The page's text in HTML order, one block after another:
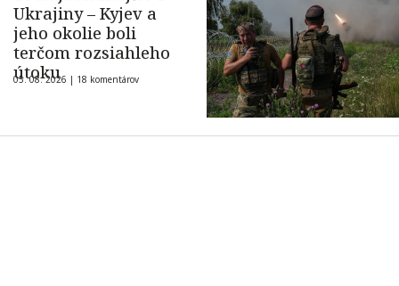
Ukrajiny – Kyjev a
jeho okolie boli
terčom rozsiahleho
útoku
05. 08. 2026 | 18 komentárov